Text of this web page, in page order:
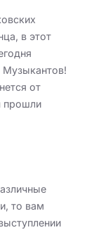
в этот
Музыкантов!
от
прошли
то вам